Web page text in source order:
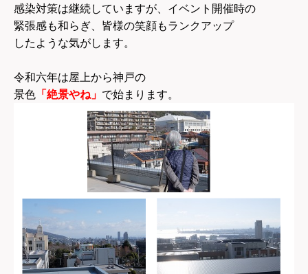
感染対策は継続していますが、イベント開催時の
緊張感も和らぎ、皆様の笑顔もランクアップ
したような気がします。
令和六年は屋上から神戸の
景色 「絶景やね」 で始まります。